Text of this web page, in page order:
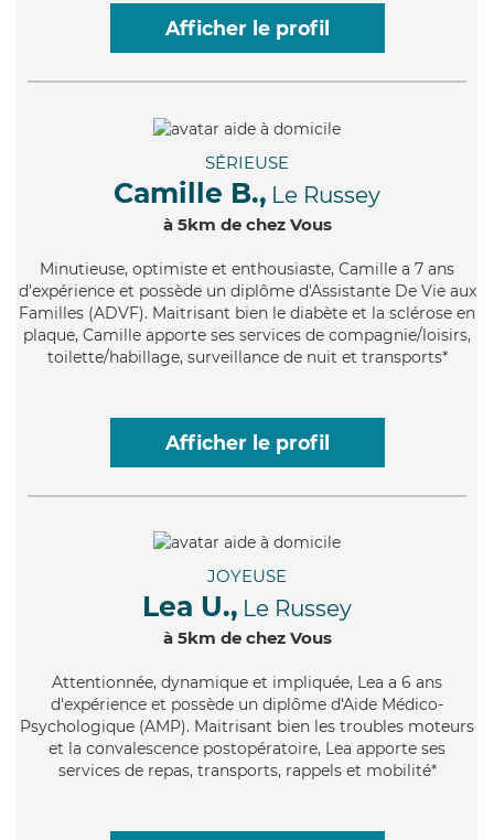
Afficher le profil
SÉRIEUSE
Camille B., Le Russey
à 5km de chez Vous
Minutieuse, optimiste et enthousiaste, Camille a 7 ans
d'expérience et possède un diplôme d'Assistante De Vie aux
Familles (ADVF). Maitrisant bien le diabète et la sclérose en
plaque, Camille apporte ses services de compagnie/loisirs,
toilette/habillage, surveillance de nuit et transports*
Afficher le profil
JOYEUSE
Lea U., Le Russey
à 5km de chez Vous
Attentionnée, dynamique et impliquée, Lea a 6 ans
d'expérience et possède un diplôme d'Aide Médico-
Psychologique (AMP). Maitrisant bien les troubles moteurs
et la convalescence postopératoire, Lea apporte ses
services de repas, transports, rappels et mobilité*